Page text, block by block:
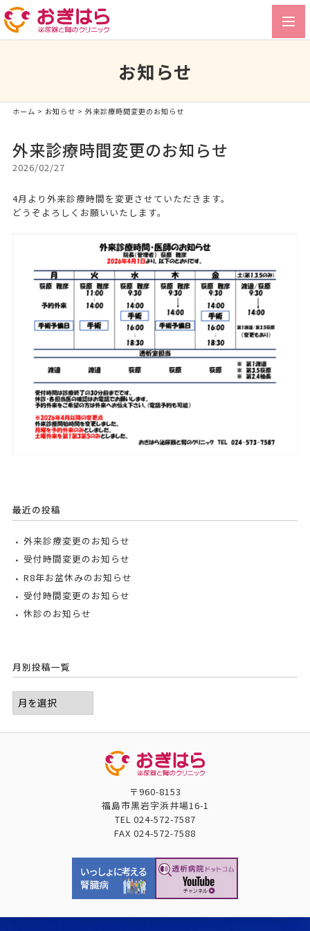
お知らせ
ホーム > お知らせ > 外来診療時間変更のお知らせ
外来診療時間変更のお知らせ
2026/02/27
4月より外来診療時間を変更させていただきます。
どうぞよろしくお願いいたします。
最近の投稿
外来診療変更のお知らせ
受付時間変更のお知らせ
R8年お盆休みのお知らせ
受付時間変更のお知らせ
休診のお知らせ
月別投稿一覧
〒960-8153
福島市黒岩字浜井場16-1
TEL 024-572-7587
FAX 024-572-7588